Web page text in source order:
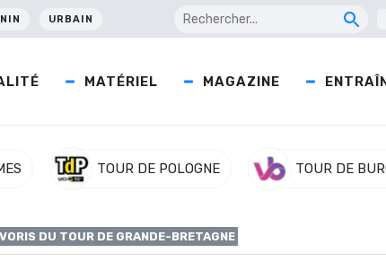
URBAIN
MATÉRIEL MAGAZINE
TOUR DE POLOGNE TOUR DE
DU TOUR DE GRANDE-BRETAGNE